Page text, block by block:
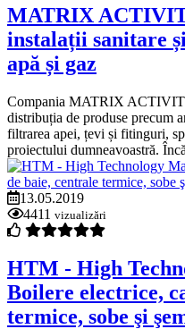
MATRIX
instalații sanitare
apă și gaz
Compania MATRIX
distribuția de produse precum
filtrarea apei, țevi și fitinguri,
proiectului dumneavoastră.
13.05.2019
4411 vizualizări
HTM - High
Boilere electrice,
termice, sobe şi